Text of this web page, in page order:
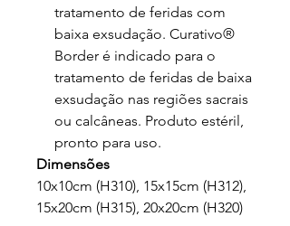
tratamento de feridas com
baixa exsudação. Curativo®
Border é indicado para o
tratamento de feridas de baixa
exsudação nas regiões sacrais
ou calcâneas. Produto estéril,
pronto para uso.
Dimensões
10x10cm (H310), 15x15cm (H312),
15x20cm (H315), 20x20cm (H320)